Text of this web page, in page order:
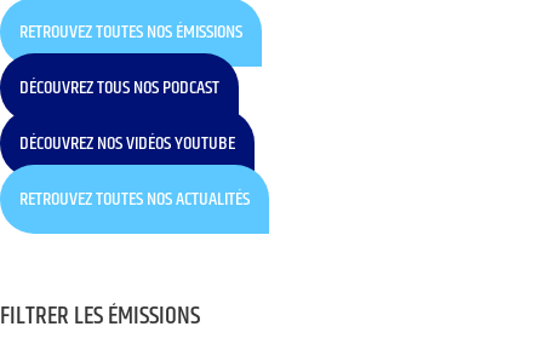
RETROUVEZ TOUTES NOS ÉMISSIONS
DÉCOUVREZ TOUS NOS PODCAST
DÉCOUVREZ NOS VIDÉOS YOUTUBE
RETROUVEZ TOUTES NOS ACTUALITÉS
FILTRER LES ÉMISSIONS